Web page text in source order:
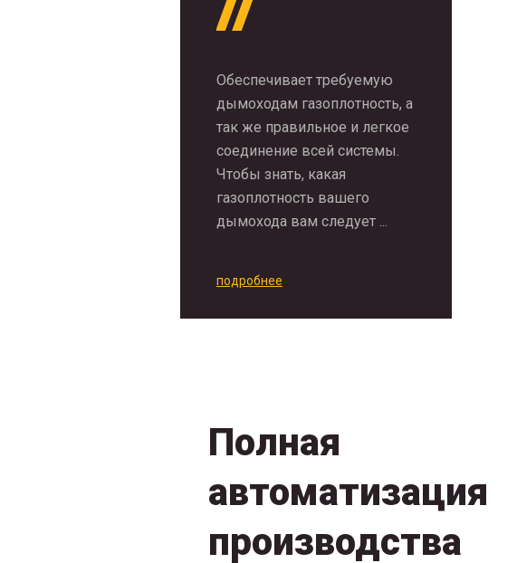
Обеспечивает требуемую
дымоходам газоплотность, а
так же правильное и легкое
соединение всей системы.
Чтобы знать, какая
газоплотность вашего
дымохода вам следует ...
подробнее
Полная
автоматизация
производства